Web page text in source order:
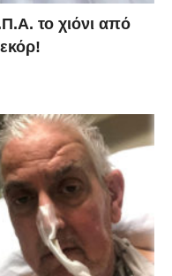
το χιόνι από